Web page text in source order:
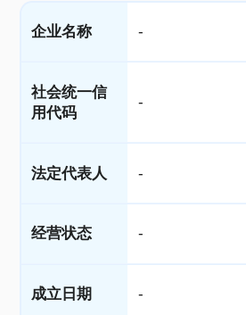
企业名称 -
社会统一信
用代码
-
法定代表人 -
经营状态 -
成立日期 -